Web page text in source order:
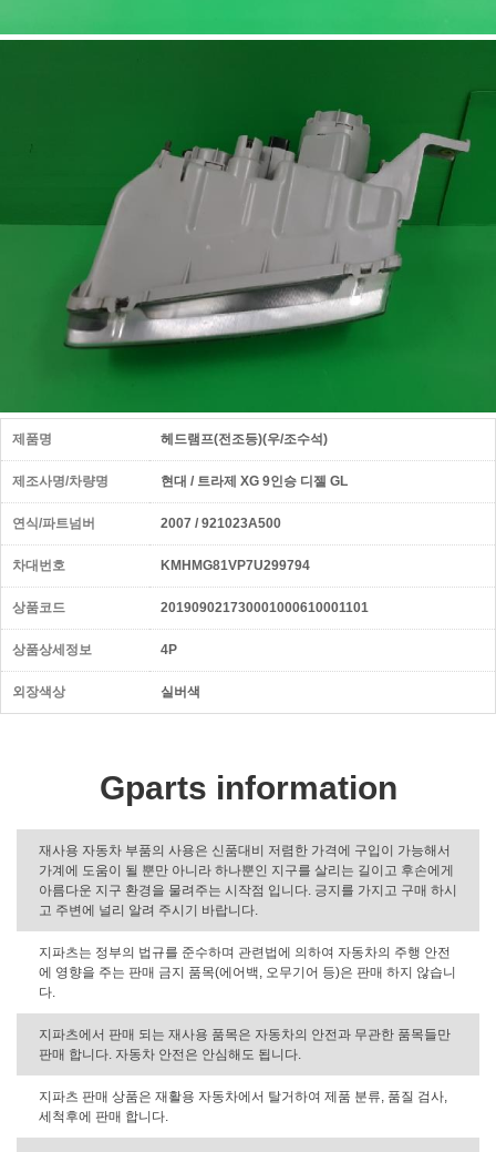
제품명 헤드램프(전조등)(우/조수석)
제조사명/차량명 현대 / 트라제 XG 9인승 디젤 GL
연식/파트넘버 2007 / 921023A500
차대번호 KMHMG81VP7U299794
상품코드 201909021730001000610001101
상품상세정보 4P
외장색상 실버색
Gparts information
재사용 자동차 부품의 사용은 신품대비 저렴한 가격에 구입이 가능해서
가계에 도움이 될 뿐만 아니라 하나뿐인 지구를 살리는 길이고 후손에게
아름다운 지구 환경을 물려주는 시작점 입니다. 긍지를 가지고 구매 하시
고 주변에 널리 알려 주시기 바랍니다.
지파츠는 정부의 법규를 준수하며 관련법에 의하여 자동차의 주행 안전
에 영향을 주는 판매 금지 품목(에어백, 오무기어 등)은 판매 하지 않습니
다.
지파츠에서 판매 되는 재사용 품목은 자동차의 안전과 무관한 품목들만
판매 합니다. 자동차 안전은 안심해도 됩니다.
지파츠 판매 상품은 재활용 자동차에서 탈거하여 제품 분류, 품질 검사,
세척후에 판매 합니다.